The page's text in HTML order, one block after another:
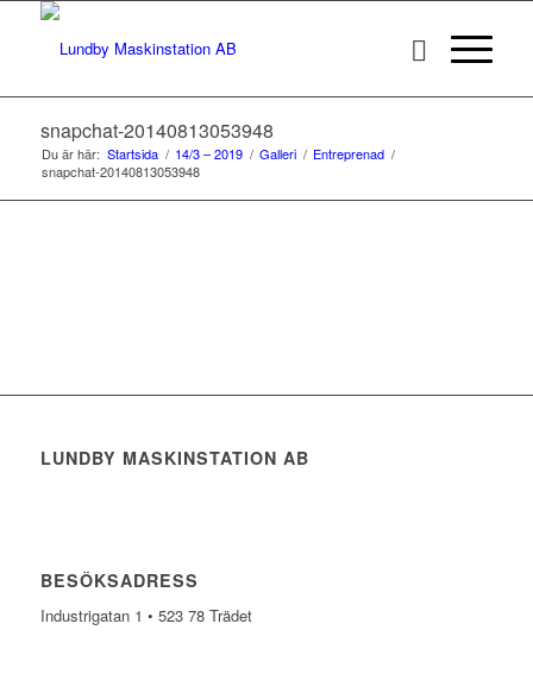
snapchat-20140813053948
Du är här: Startsida / 14/3 – 2019 / Galleri / Entreprenad /
snapchat-20140813053948
LUNDBY MASKINSTATION AB
BESÖKSADRESS
Industrigatan 1 • 523 78 Trädet